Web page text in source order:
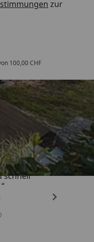
zur
100,00 CHF
schnell